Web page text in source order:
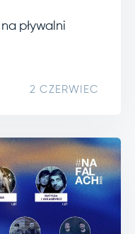
pływalni
2 CZERWIEC